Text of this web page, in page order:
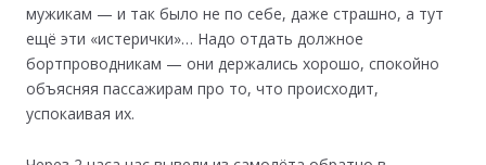
мужикам — и так было не по себе, даже страшно, а тут
ещё эти «истерички»… Надо отдать должное
бортпроводникам — они держались хорошо, спокойно
объясняя пассажирам про то, что происходит,
успокаивая их.